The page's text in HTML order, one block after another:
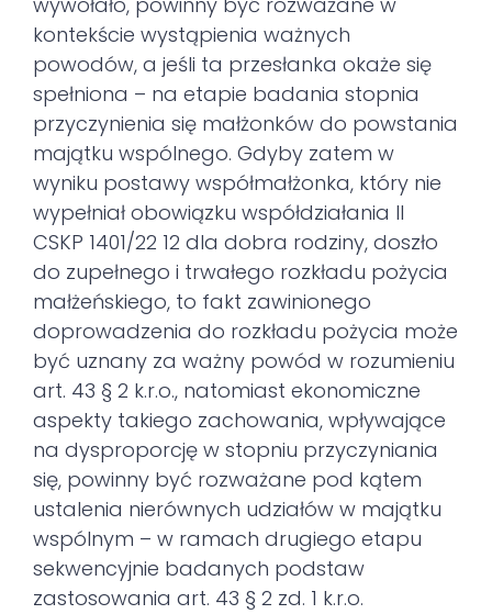
kontekście wystąpienia ważnych
powodów, a jeśli ta przesłanka okaże się
spełniona – na etapie badania stopnia
przyczynienia się małżonków do powstania
majątku wspólnego. Gdyby zatem w
wyniku postawy współmałżonka, który nie
wypełniał obowiązku współdziałania II
CSKP 1401/22 12 dla dobra rodziny, doszło
do zupełnego i trwałego rozkładu pożycia
małżeńskiego, to fakt zawinionego
doprowadzenia do rozkładu pożycia może
być uznany za ważny powód w rozumieniu
art. 43 § 2 k.r.o., natomiast ekonomiczne
aspekty takiego zachowania, wpływające
na dysproporcję w stopniu przyczyniania
się, powinny być rozważane pod kątem
ustalenia nierównych udziałów w majątku
wspólnym – w ramach drugiego etapu
sekwencyjnie badanych podstaw
zastosowania art. 43 § 2 zd. 1 k.r.o.